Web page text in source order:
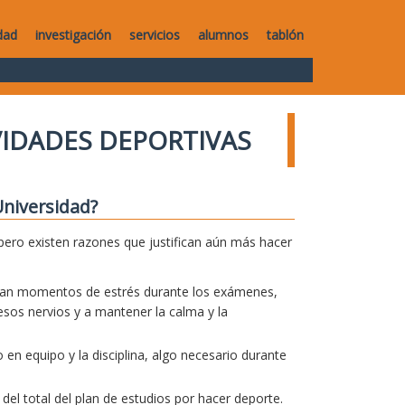
investigación servicios alumnos tablón
DEPORTIVAS
existen razones que justifican aún más hacer
momentos de estrés durante los exámenes,
nervios y a mantener la calma y la
equipo y la disciplina, algo necesario durante
total del plan de estudios por hacer deporte.